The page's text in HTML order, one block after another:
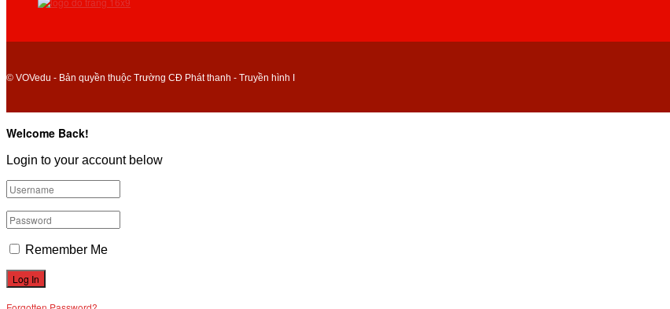
© VOVedu - Bản quyền thuộc Trường CĐ Phát thanh - Truyền hình I
Welcome Back!
Login to your account below
Remember Me